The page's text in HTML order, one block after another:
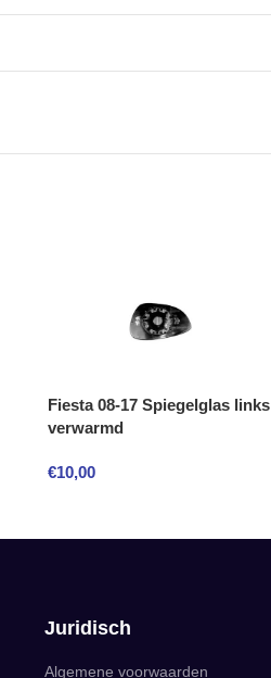
Fiesta 08-17 Spiegelglas links
verwarmd
€10,00
Juridisch
Algemene voorwaarden